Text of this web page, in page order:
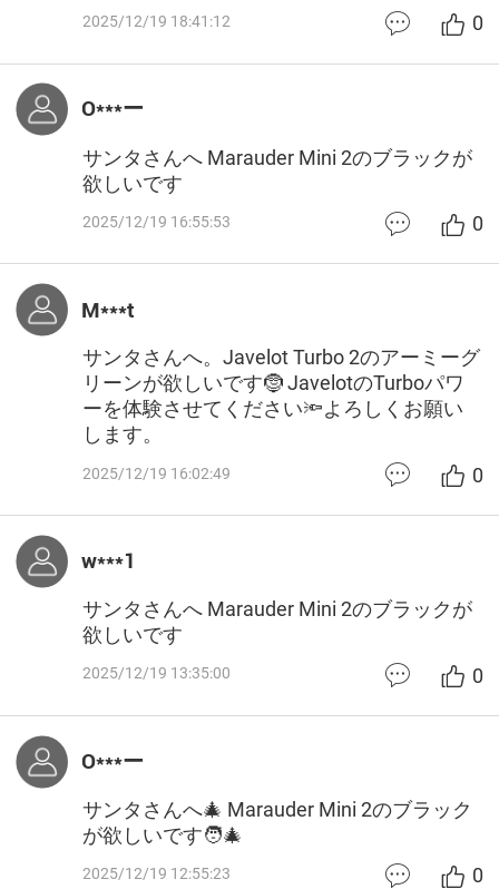
2025/12/19 18:41:12 0
O***ー
サンタさんへ Marauder Mini 2のブラックが
欲しいです
2025/12/19 16:55:53 0
M***t
サンタさんへ。Javelot Turbo 2のアーミーグ
リーンが欲しいです🤶 JavelotのTurboパワ
ーを体験させてください🔦よろしくお願い
します。
2025/12/19 16:02:49 0
w***1
サンタさんへ Marauder Mini 2のブラックが
欲しいです
2025/12/19 13:35:00 0
O***ー
サンタさんへ🎄 Marauder Mini 2のブラック
が欲しいです🧑‍🎄
2025/12/19 12:55:23 0